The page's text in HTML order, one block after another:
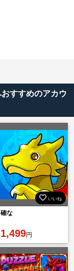
すすめのアカウ
いいね
確な
1,499円